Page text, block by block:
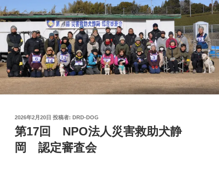
投
稿
日:
2026年2月20日 投稿者: DRD-DOG
第17回 NPO法人災害救助犬静
岡 認定審査会